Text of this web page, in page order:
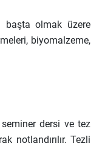
başta olmak üzere
biyomalzeme,
dersi ve tez
notlandırılır. Tezli